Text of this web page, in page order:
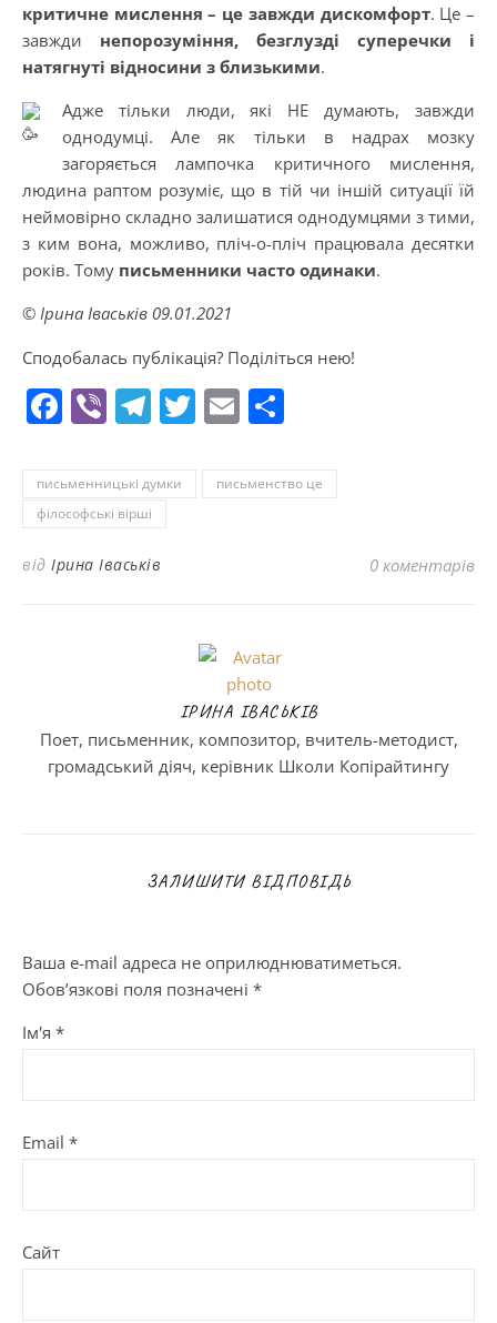
критичне мислення – це завжди дискомфорт. Це –
завжди непорозуміння, безглузді суперечки і
натягнуті відносини з близькими.
Адже тільки люди, які НЕ думають, завжди
однодумці. Але як тільки в надрах мозку
загоряється лампочка критичного мислення,
людина раптом розуміє, що в тій чи іншій ситуації їй
неймовірно складно залишатися однодумцями з тими,
з ким вона, можливо, пліч-о-пліч працювала десятки
років. Тому письменники часто одинаки.
© Ірина Іваськів 09.01.2021
Сподобалась публікація? Поділіться нею!
Facebook
ViberTelegram
Twitter
Email
письменницькі думки
письменство це
філософські вірші
від Ірина Іваськів 0 коментарів
ІРИНА ІВАСЬКІВ
Поет, письменник, композитор, вчитель-методист,
громадський діяч, керівник Школи Копірайтингу
ЗАЛИШИТИ ВІДПОВІДЬ
Ваша e-mail адреса не оприлюднюватиметься.
Обов’язкові поля позначені *
Ім'я *
Email *
Сайт